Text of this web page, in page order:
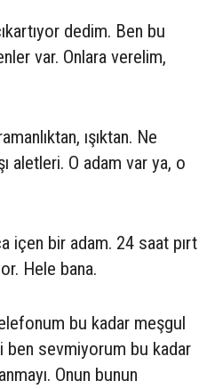
dedim. Ben bu
var. Onlara verelim,
ışıktan. Ne
aletleri. O adam var ya, o
içen bir adam. 24 saat pırt
Hele bana.
bu kadar meşgul
ben sevmiyorum bu kadar
Onun bunun